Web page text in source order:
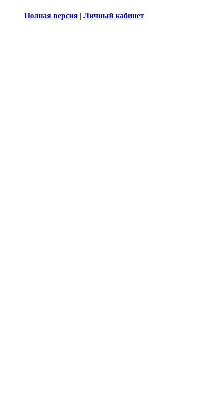
Полная версия | Личный кабинет